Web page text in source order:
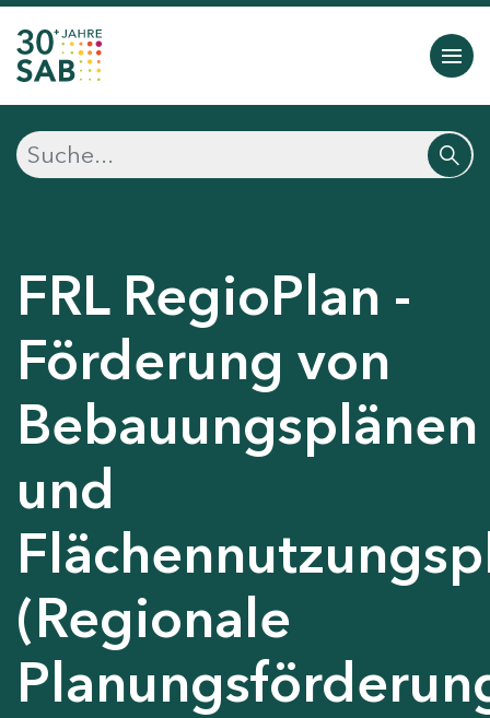
FRL RegioPlan -
Förderung von
Bebauungsplänen
und
(Regionale